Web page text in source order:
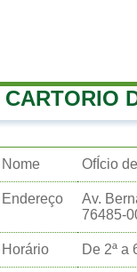
CARTORIO
Nome OfÍcio
Endereço
Av.
76485-
Horário De 2ª a